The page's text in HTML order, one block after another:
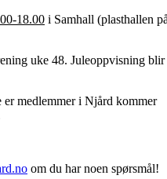
18.00 i Samhall (plasthallen
uke 48. Juleoppvisning blir
er medlemmer i Njård kommer
om du har noen spørsmål!